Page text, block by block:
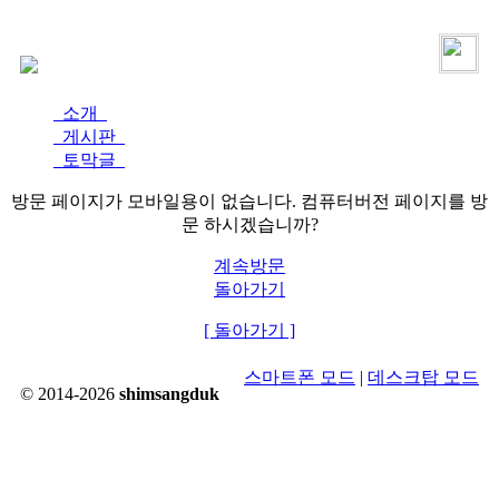
소개
게시판
토막글
방문 페이지가 모바일용이 없습니다. 컴퓨터버전 페이지를 방
문 하시겠습니까?
계속방문
돌아가기
[ 돌아가기 ]
© 2014-2026 shimsangduk
스마트폰 모드 | 데스크탑 모드